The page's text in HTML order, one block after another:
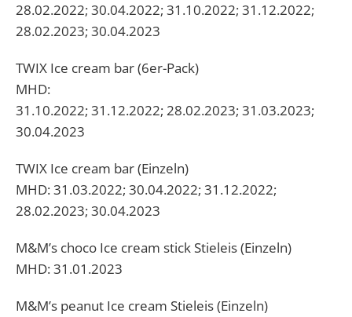
28.02.2022; 30.04.2022; 31.10.2022; 31.12.2022;
28.02.2023; 30.04.2023
TWIX Ice cream bar (6er-Pack)
MHD:
31.10.2022; 31.12.2022; 28.02.2023; 31.03.2023;
30.04.2023
TWIX Ice cream bar (Einzeln)
MHD: 31.03.2022; 30.04.2022; 31.12.2022;
28.02.2023; 30.04.2023
M&M’s choco Ice cream stick Stieleis (Einzeln)
MHD: 31.01.2023
M&M’s peanut Ice cream Stieleis (Einzeln)